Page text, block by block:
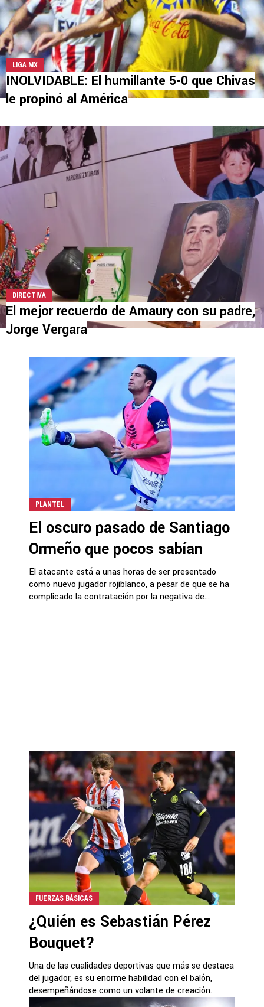
LIGA MX
INOLVIDABLE: El humillante 5-0 que Chivas
le propinó al América
DIRECTIVA
El mejor recuerdo de Amaury con su padre,
Jorge Vergara
PLANTEL
El oscuro pasado de Santiago
Ormeño que pocos sabían
El atacante está a unas horas de ser presentado
como nuevo jugador rojiblanco, a pesar de que se ha
complicado la contratación por la negativa de...
FUERZAS BÁSICAS
¿Quién es Sebastián Pérez
Bouquet?
Una de las cualidades deportivas que más se destaca
del jugador, es su enorme habilidad con el balón,
desempeñándose como un volante de creación.